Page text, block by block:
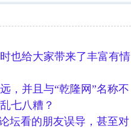
也给大家带来了丰富有情
，并且与“乾隆网”名称不
七八糟？
坛看的朋友误导，甚至对